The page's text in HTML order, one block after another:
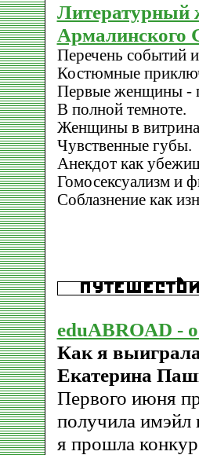
Литературный
Армалинского
Перечень событий
Костюмные
Первые женщины -
В полной темноте.
Женщины в
Чувственные губы.
Анекдот как
Гомосексуализм и
Соблазнение как
eduABROAD -
Как я
Екатерина
Первого июня
получила имэйл
я прошла